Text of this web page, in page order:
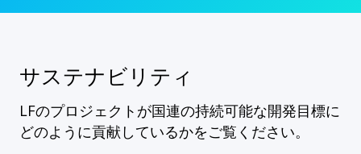
サステナビリティ
LFのプロジェクトが国連の持続可能な開発目標に
どのように貢献しているかをご覧ください。